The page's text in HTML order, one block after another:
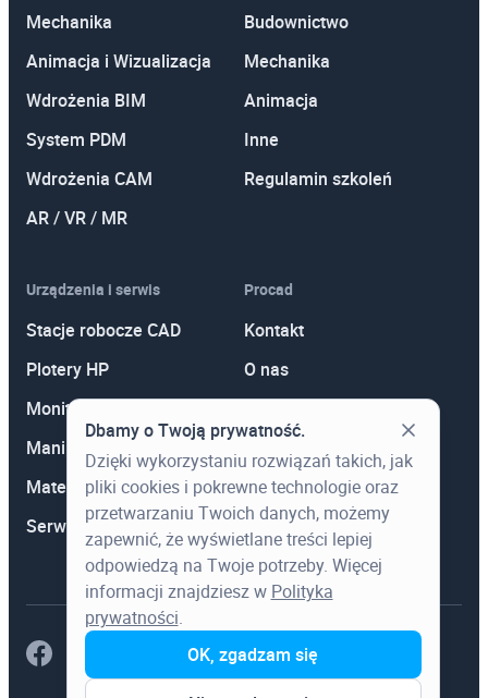
Mechanika
Animacja i Wizualizacja
Wdrożenia BIM
System PDM
Wdrożenia CAM
AR / VR / MR
Budownictwo
Mechanika
Animacja
Inne
Regulamin szkoleń
Urządzenia i serwis
Stacje robocze CAD
Plotery HP
Monitory
Manipulatory 3D
Materiały eksploatacyjne
Serwis
Procad
Kontakt
O nas
Aktualności
Wiedza
Dbamy o Twoją prywatność.
Dzięki wykorzystaniu rozwiązań takich, jak
pliki cookies i pokrewne technologie oraz
przetwarzaniu Twoich danych, możemy
zapewnić, że wyświetlane treści lepiej
odpowiedzą na Twoje potrzeby. Więcej
informacji znajdziesz w Polityka
prywatności.
OK, zgadzam się